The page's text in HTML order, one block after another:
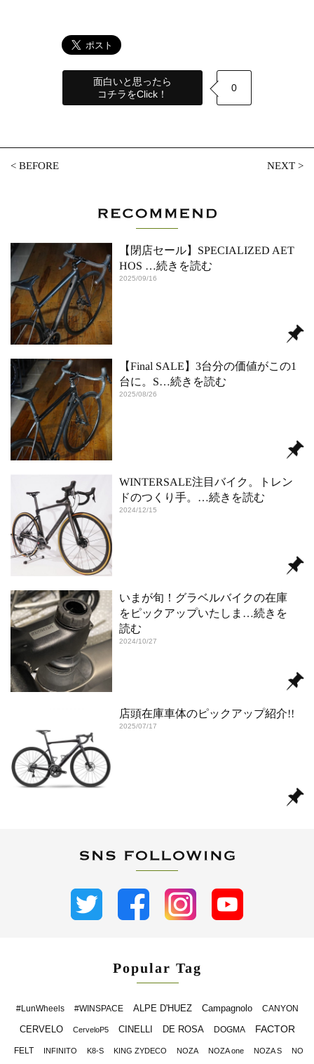
面白いと思ったら
コチラをClick！
0
<BEFORE NEXT>
【閉店セール】SPECIALIZED AET
HOS …続きを読む
2025/09/16
【Final SALE】3台分の価値がこの1
台に。S…続きを読む
2025/08/26
WINTERSALE注目バイク。トレン
ドのつくり手。 …続きを読む
2024/12/15
いまが旬！グラベルバイクの在庫
をピックアップいたしま …続きを
読む
2024/10/27
店頭在庫車体のピックアップ紹介!!
2025/07/17
Popular Tag
#LunWheels #WINSPACE ALPE D'HUEZ Campagnolo CANYON
CERVELO CerveloP5 CINELLI DE ROSA DOGMA FACTOR
FELT INFINITO K8-S KING ZYDECO NOZA NOZA one NOZA S NO